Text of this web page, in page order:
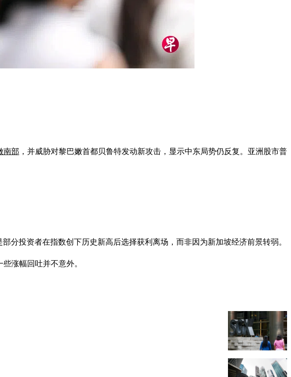
南部 ，并威胁对黎巴嫩首都贝鲁特发动新攻击，显示中东局势仍反复。亚洲股市普
分投资者在指数创下历史新高后选择获利离场，而非因为新加坡经济前景转弱。
涨幅回吐并不意外。